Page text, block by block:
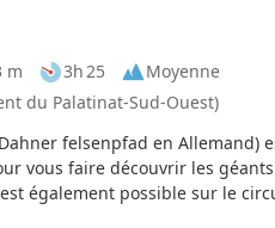
m 3h 25
Moyenne
du Palatinat-Sud-Ouest)
felsenpfad en Allemand)
vous faire découvrir les
également possible sur le